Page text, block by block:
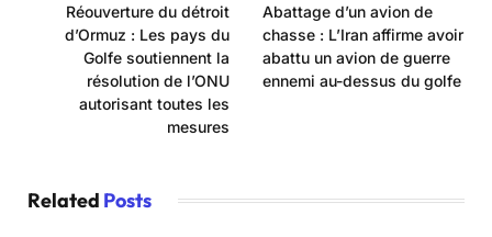
Réouverture du détroit
d’Ormuz : Les pays du
Golfe soutiennent la
résolution de l’ONU
autorisant toutes les
mesures
Abattage d’un avion de
chasse : L’Iran affirme avoir
abattu un avion de guerre
ennemi au-dessus du golfe
Related Posts